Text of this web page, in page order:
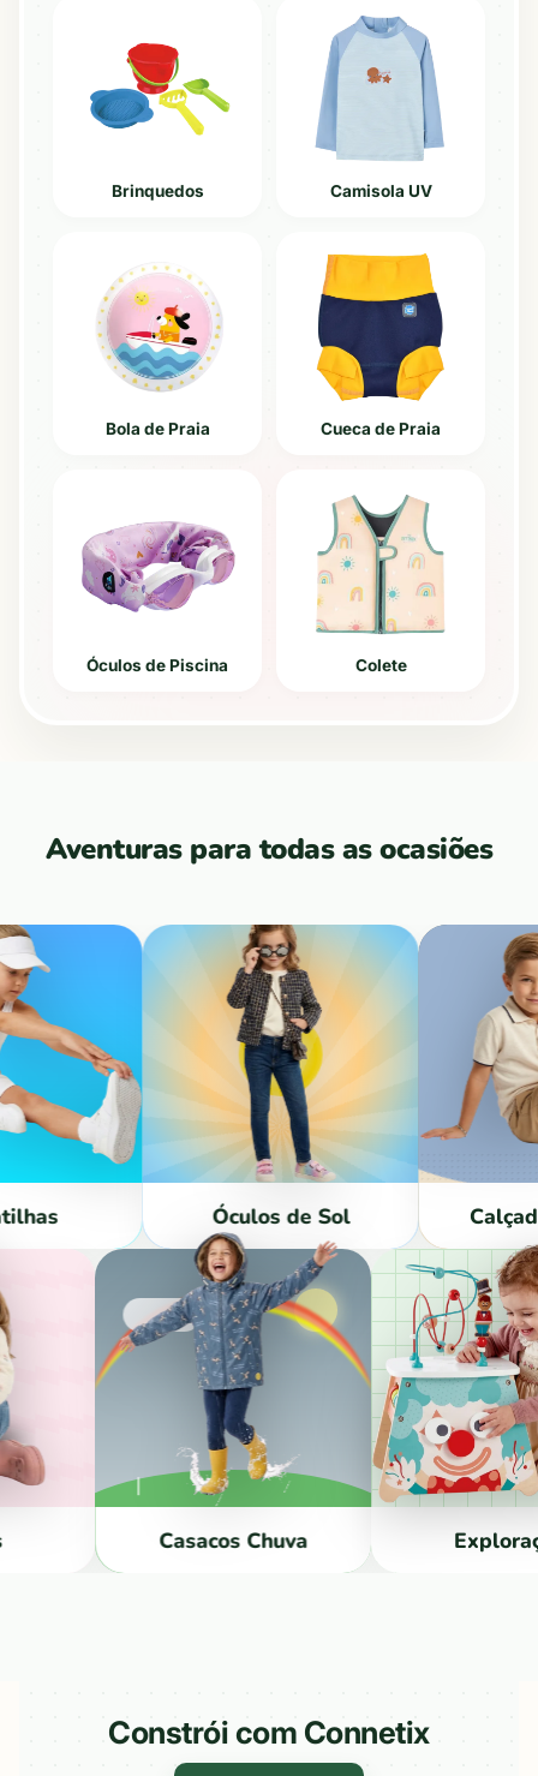
Brinquedos Camisola UV
Bola de Praia Cueca de Praia
Óculos de Piscina Colete
Aventuras para todas as ocasiões
Óculos de Sol Calçado Aquático
Casacos Chuva
Constrói com Connetix